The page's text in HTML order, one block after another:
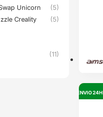
OUTLET
ENVIO 24H
Unicorn
(5)
Creality
(5)
(11)